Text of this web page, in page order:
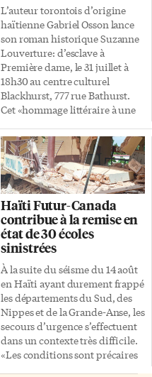
L’auteur torontois d’origine
haïtienne Gabriel Osson lance
son roman historique Suzanne
Louverture: d’esclave à
Première dame, le 31 juillet à
18h30 au centre culturel
Blackhurst, 777 rue Bathurst.
Cet «hommage littéraire à une
haïtienne et universelle» est
publié aux Éditions du
CIDIHCA (Centre International
de Documentation et
d’Information Haïtienne,
Caribéenne et Afro-
canadienne), basées à Montréal.
Épouse du révolutionnaire
haïtien Le roman retrace le
destin exceptionnel de Suzanne
Simone Baptiste Louverture,
épouse du célèbre leader
révolutionnaire haïtien
Toussaint Louverture, «figure
féminine trop longtemps
reléguée à l’ombre de
l’histoire». Gabriel Osson
Haïti Futur-Canada
contribue à la remise en
état de 30 écoles
sinistrées
À la suite du séisme du 14 août
en Haïti ayant durement frappé
les départements du Sud, des
Nippes et de la Grande-Anse, les
secours d’urgence s’effectuent
dans un contexte très difficile.
«Les conditions sont précaires